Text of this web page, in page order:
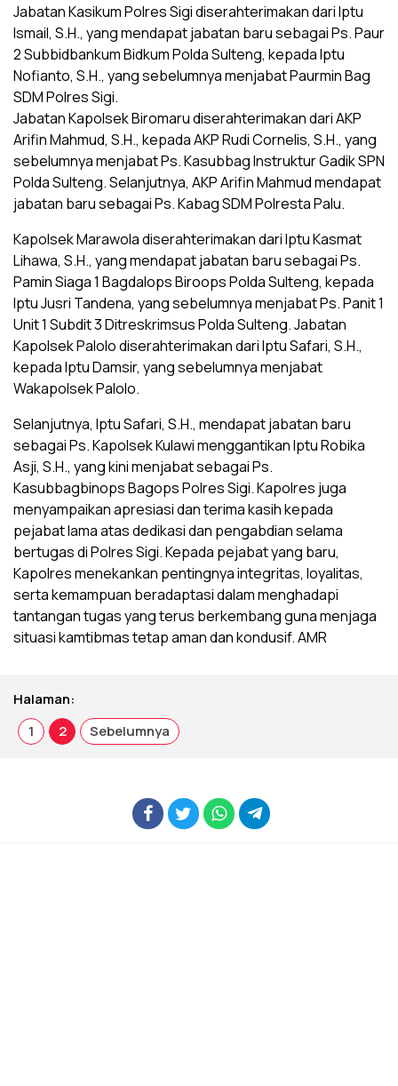
Jabatan Kasikum Polres Sigi diserahterimakan dari Iptu
Ismail, S.H., yang mendapat jabatan baru sebagai Ps. Paur
2 Subbidbankum Bidkum Polda Sulteng, kepada Iptu
Nofianto, S.H., yang sebelumnya menjabat Paurmin Bag
SDM Polres Sigi.
Jabatan Kapolsek Biromaru diserahterimakan dari AKP
Arifin Mahmud, S.H., kepada AKP Rudi Cornelis, S.H., yang
sebelumnya menjabat Ps. Kasubbag Instruktur Gadik SPN
Polda Sulteng. Selanjutnya, AKP Arifin Mahmud mendapat
jabatan baru sebagai Ps. Kabag SDM Polresta Palu.
Kapolsek Marawola diserahterimakan dari Iptu Kasmat
Lihawa, S.H., yang mendapat jabatan baru sebagai Ps.
Pamin Siaga 1 Bagdalops Biroops Polda Sulteng, kepada
Iptu Jusri Tandena, yang sebelumnya menjabat Ps. Panit 1
Unit 1 Subdit 3 Ditreskrimsus Polda Sulteng. Jabatan
Kapolsek Palolo diserahterimakan dari Iptu Safari, S.H.,
kepada Iptu Damsir, yang sebelumnya menjabat
Wakapolsek Palolo.
Selanjutnya, Iptu Safari, S.H., mendapat jabatan baru
sebagai Ps. Kapolsek Kulawi menggantikan Iptu Robika
Asji, S.H., yang kini menjabat sebagai Ps.
Kasubbagbinops Bagops Polres Sigi. Kapolres juga
menyampaikan apresiasi dan terima kasih kepada
pejabat lama atas dedikasi dan pengabdian selama
bertugas di Polres Sigi. Kepada pejabat yang baru,
Kapolres menekankan pentingnya integritas, loyalitas,
serta kemampuan beradaptasi dalam menghadapi
tantangan tugas yang terus berkembang guna menjaga
situasi kamtibmas tetap aman dan kondusif. AMR
Halaman:
1
2 Sebelumnya